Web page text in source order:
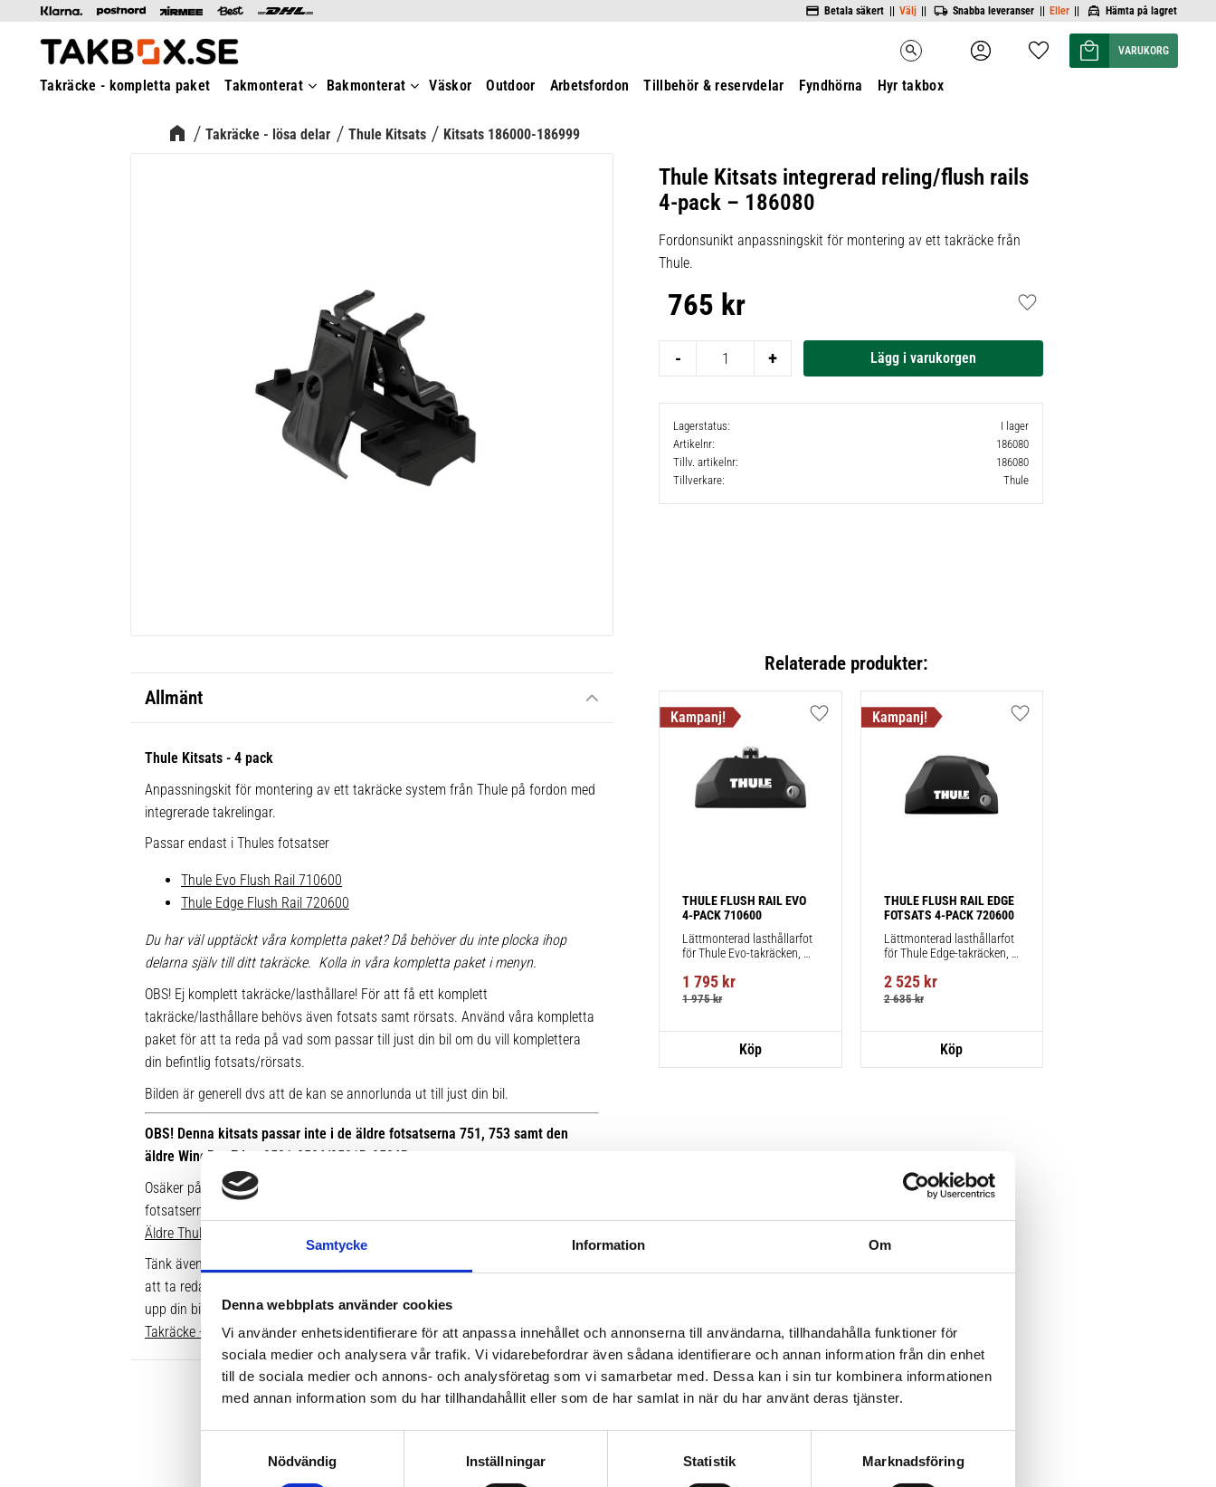
Samtycke Information Om
Denna webbplats använder cookies
Vi använder enhetsidentifierare för att anpassa innehållet och annonserna till användarna, tillhandahålla funktioner för
sociala medier och analysera vår trafik. Vi vidarebefordrar även sådana identifierare och annan information från din enhet
till de sociala medier och annons- och analysföretag som vi samarbetar med. Dessa kan i sin tur kombinera informationen
med annan information som du har tillhandahållit eller som de har samlat in när du har använt deras tjänster.
Nödvändig Inställningar Statistik Marknadsföring
Betala säkert || Välj || Snabba leveranser || Eller || Hämta på lagret
search Favoriter
Kundvagn
Takräcke - kompletta paket Takmonterat Bakmonterat Väskor Outdoor Arbetsfordon Tillbehör & reservdelar Fyndhörna Hyr takbox
Takräcke - lösa delar Thule Kitsats Kitsats 186000-186999
Thule Kitsats integrerad reling/flush rails
4-pack – 186080
Fordonsunikt anpassningskit för montering av ett takräcke från
Thule.
765 kr
+
-
Lägg till i favoriter
Lagerstatus
I lager
Artikelnr
186080
Tillv. artikelnr
186080
Tillverkare
Thule
Allmänt
Thule Kitsats - 4 pack
Anpassningskit för montering av ett takräcke system från Thule på fordon med
integrerade takrelingar.
Passar endast i Thules fotsatser
Thule Evo Flush Rail 710600
Thule Edge Flush Rail 720600
Du har väl upptäckt våra kompletta paket? Då behöver du inte plocka ihop
delarna själv till ditt takräcke. Kolla in våra kompletta paket i menyn.
OBS! Ej komplett takräcke/lasthållare! För att få ett komplett
takräcke/lasthållare behövs även fotsats samt rörsats. Använd våra kompletta
paket för att ta reda på vad som passar till just din bil om du vill komplettera
din befintlig fotsats/rörsats.
Bilden är generell dvs att de kan se annorlunda ut till just din bil.
OBS! Denna kitsats passar inte i de äldre fotsatserna 751, 753 samt den
äldre WingBar Edge 9591-9596/9591B-9596B.
Osäker på vilken fot du har sedan tidigare? Här kan du se bilder på de äldre
fotsatserna:
Äldre Thule fotsatser som inte går att komplettera med nya kitsatser >>
Tänk även på att dina rör över taket behöver vara i rätt längd. Enklaste sättet
att ta reda på vilken längd du ska ha är att gå till våra kompletta paket, leta
upp din bil. Där ser du enkelt vilken längd som passar.
Takräcke - kompletta paket >>
Relaterade produkter:
THULE FLUSH RAIL EVO
4-PACK 710600
Lättmonterad lasthållarfot
för Thule Evo-takräcken,
reling.
1 795 kr
1 975kr
Lägg till i favoriter
THULE FLUSH RAIL EDGE
FOTSATS 4-PACK 720600
Lättmonterad lasthållarfot
för Thule Edge-takräcken,
reling.
2 525kr
2 635kr
Lägg till i favoriter